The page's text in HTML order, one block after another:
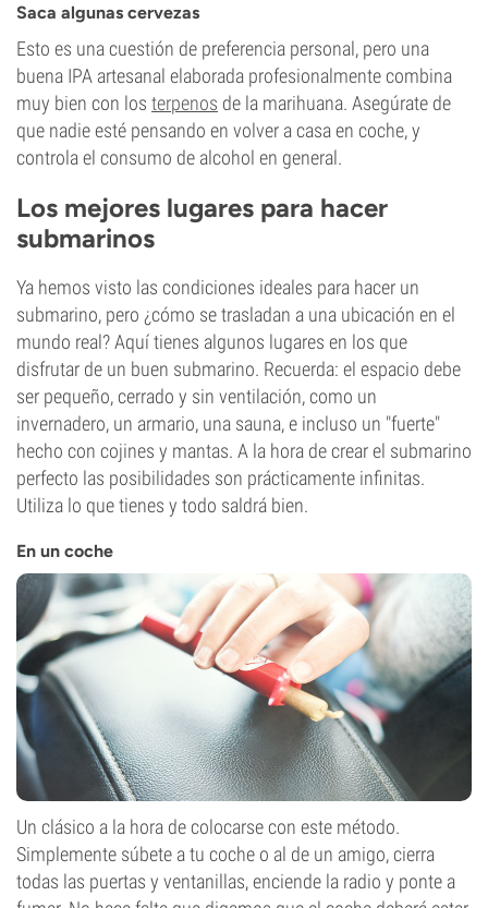
Saca algunas cervezas
Esto es una cuestión de preferencia personal, pero una
buena IPA artesanal elaborada profesionalmente combina
muy bien con los terpenos de la marihuana. Asegúrate de
que nadie esté pensando en volver a casa en coche, y
controla el consumo de alcohol en general.
Los mejores lugares para hacer
submarinos
Ya hemos visto las condiciones ideales para hacer un
submarino, pero ¿cómo se trasladan a una ubicación en el
mundo real? Aquí tienes algunos lugares en los que
disfrutar de un buen submarino. Recuerda: el espacio debe
ser pequeño, cerrado y sin ventilación, como un
invernadero, un armario, una sauna, e incluso un "fuerte"
hecho con cojines y mantas. A la hora de crear el submarino
perfecto las posibilidades son prácticamente infinitas.
Utiliza lo que tienes y todo saldrá bien.
En un coche
Un clásico a la hora de colocarse con este método.
Simplemente súbete a tu coche o al de un amigo, cierra
todas las puertas y ventanillas, enciende la radio y ponte a